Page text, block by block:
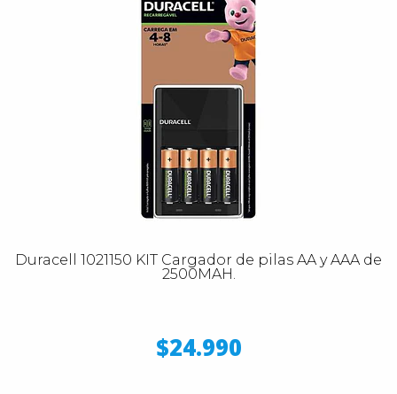
Duracell 1021150 KIT Cargador de pilas AA y AAA de
2500MAH.
$24.990